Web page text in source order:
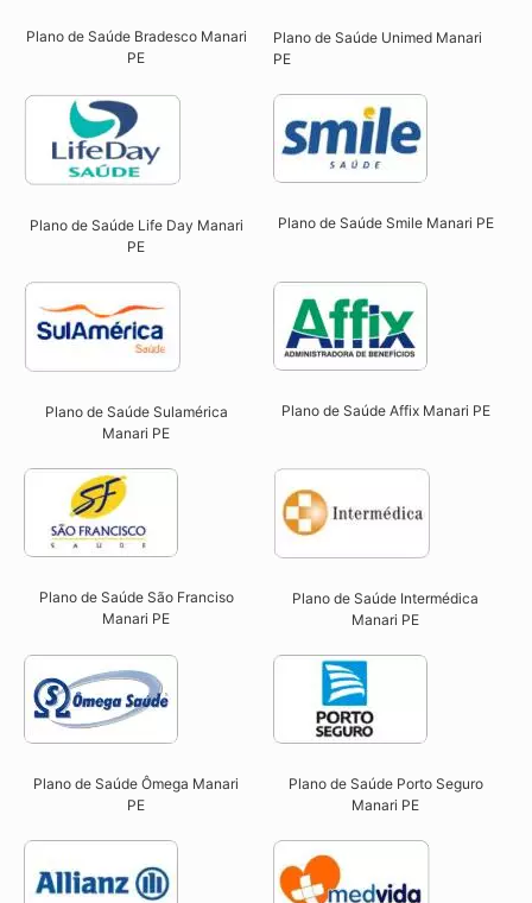
Plano de Saúde Bradesco Manari
PE
Plano de Saúde Unimed Manari
PE
Plano de Saúde Life Day Manari
PE
Plano de Saúde Smile Manari PE​
Plano de Saúde Sulamérica
Manari PE
Plano de Saúde Affix Manari PE​
Plano de Saúde São Franciso
Manari PE​
Plano de Saúde Intermédica
Manari PE​
Plano de Saúde Ômega Manari
PE​
Plano de Saúde Porto Seguro
Manari PE​